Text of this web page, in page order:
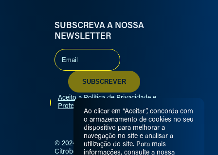
SUBSCREVA A NOSSA
NEWSLETTER
Aceito a Política de Privacidade e
Proteção de Dados
© 2024
Citrobox —
RISCA
—
Ao clicar em “Aceitar”, concorda com
o armazenamento de cookies no seu
dispositivo para melhorar a
navegação no site e analisar a
utilização do site. Para mais
informações, consulte a nossa